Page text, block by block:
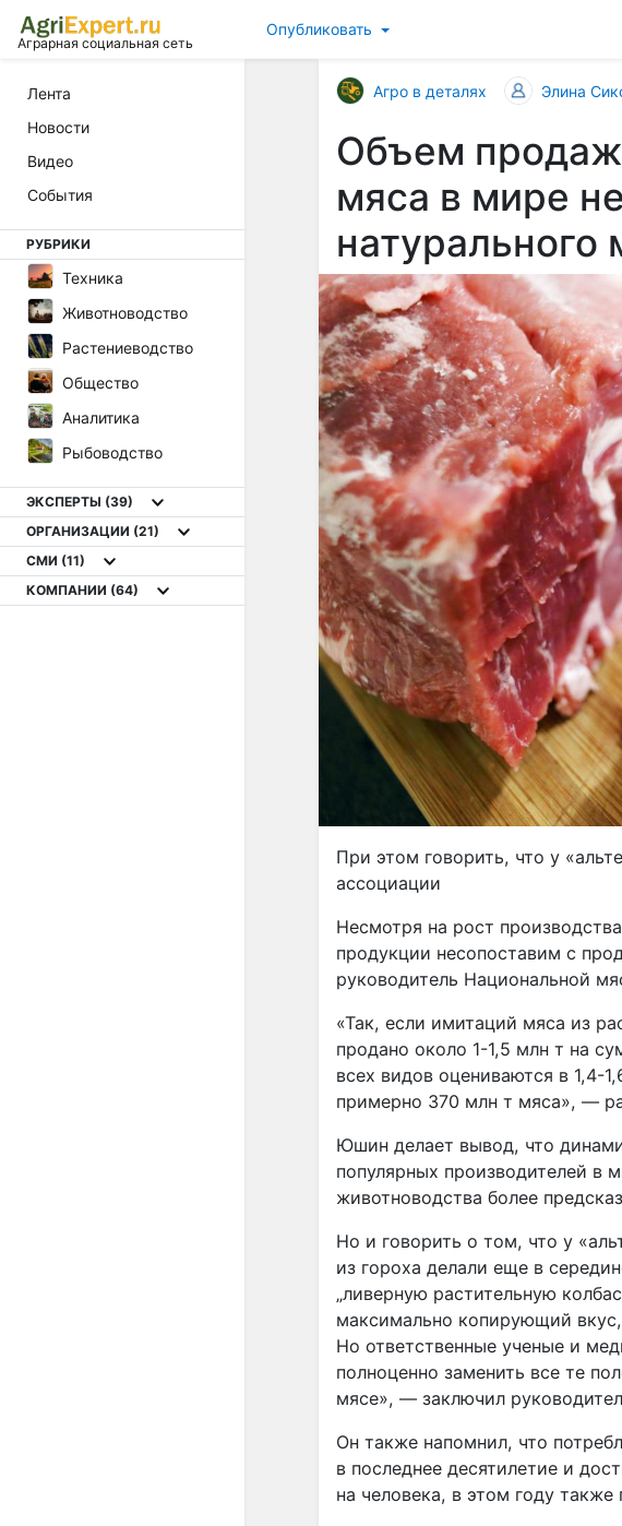
Аграрная социальная сеть
Опубликовать
Лента
Новости
Видео
События
РУБРИКИ
Техника
Животноводство
Растениеводство
Общество
Аналитика
Рыбоводство
ЭКСПЕРТЫ (39)
ОРГАНИЗАЦИИ (21)
СМИ (11)
КОМПАНИИ (64)
Агро в деталях Элина
Объем продаж
мяса в мире
При этом говорить, что у
ассоциации
Несмотря на рост
продукции несопоставим с
руководитель Национальной
«Так, если имитаций мяса из
продано около 1-1,5 млн т на
всех видов оцениваются в 1,4-
примерно 370 млн т мяса», —
Юшин делает вывод, что
популярных производителей в
животноводства более
Но и говорить о том, что у
из гороха делали еще в
„ливерную растительную
максимально копирующий
Но ответственные ученые и
полноценно заменить все те
мясе», — заключил
Он также напомнил, что
в последнее десятилетие и
на человека, в этом году